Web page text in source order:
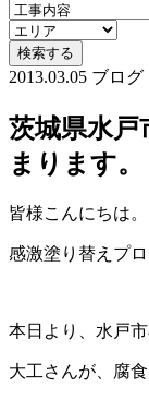
2013.03.05 ブログ
茨城県水戸
まります
皆様こんにちは。
感激塗り替えプ
本日より、水戸
大工さんが、腐